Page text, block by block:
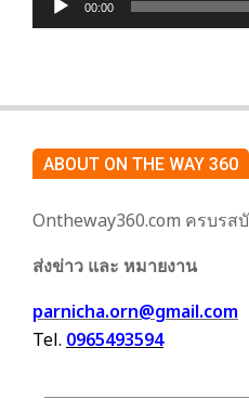
00:00
ABOUT ON THE WAY 360
Ontheway360.com ครบรส
ส่งข่าว และ หมายงาน
parnicha.orn@gmail.com
Tel. 0965493594